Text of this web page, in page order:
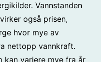
Vannstanden
også prisen,
hvor mye av
nettopp vannkraft.
kan variere mye fra år